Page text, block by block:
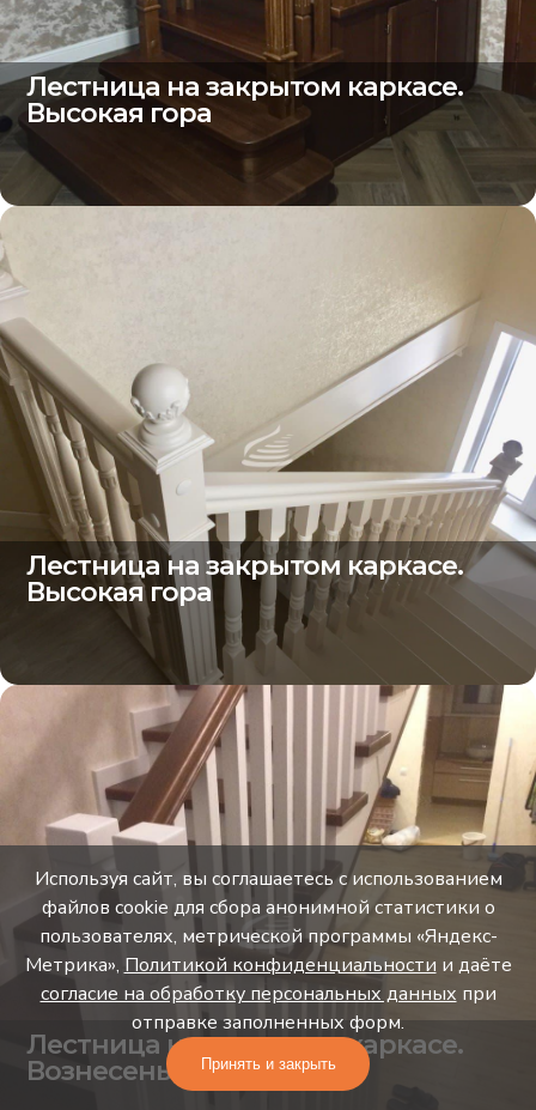
Лестница на закрытом каркасе.
Высокая гора
Лестница на закрытом каркасе.
Высокая гора
Лестница на закрытом каркасе.
Вознесенье
Используя сайт, вы соглашаетесь с использованием
файлов cookie для сбора анонимной статистики о
пользователях, метрической программы «Яндекс-
Метрика», Политикой конфиденциальности и даёте
согласие на обработку персональных данных при
отправке заполненных форм.
Принять и закрыть